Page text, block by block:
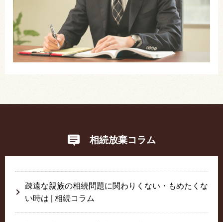
相続放棄コラム
疎遠な親族の相続問題に関わりくない・もめたくな
い時は | 相続コラム